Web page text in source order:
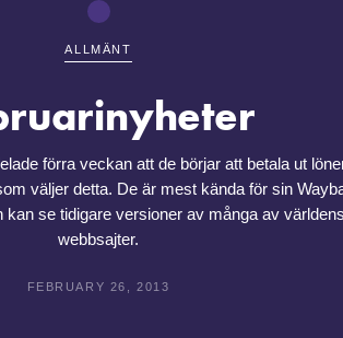
ALLMÄNT
förra veckan att de börjar att betala ut
väljer detta. De är mest kända för sin
kan se tidigare versioner av många av världens
webbsajter.
FEBRUARY 26, 2013